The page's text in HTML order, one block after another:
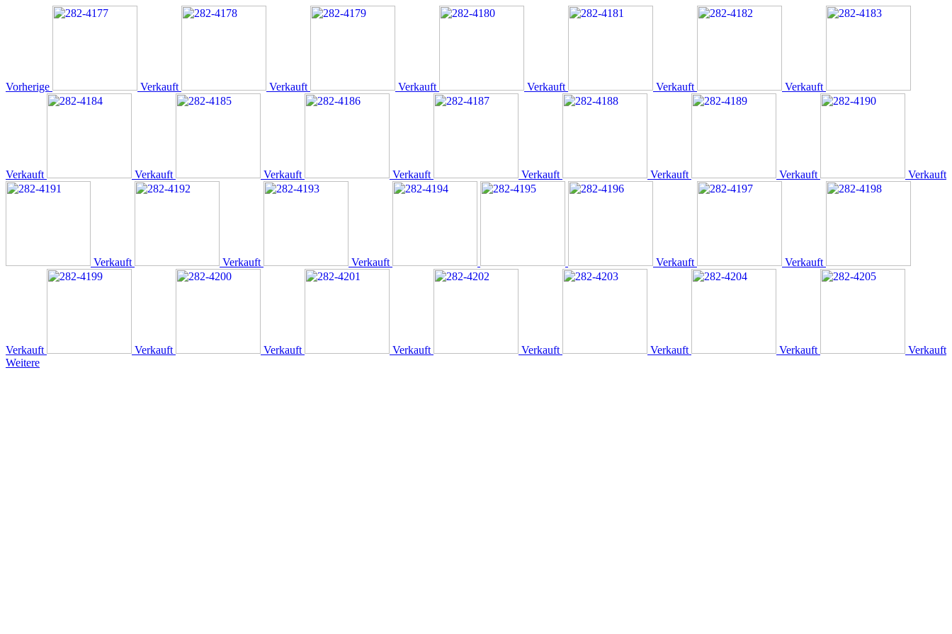
Vorherige Verkauft Verkauft Verkauft Verkauft Verkauft Verkauft
Verkauft Verkauft Verkauft Verkauft Verkauft Verkauft Verkauft Verkauft
Verkauft Verkauft Verkauft Verkauft Verkauft
Verkauft Verkauft Verkauft Verkauft Verkauft Verkauft Verkauft
Verkauft
Weitere